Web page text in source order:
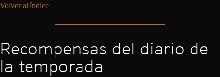
Volver al índice
Recompensas del diario de
la temporada